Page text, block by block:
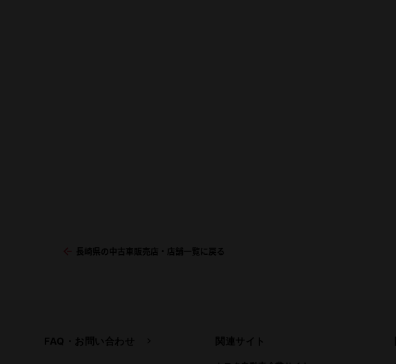
長崎県の中古車販売店・店舗一覧に戻る
FAQ・お問い合わせ 関連サイト